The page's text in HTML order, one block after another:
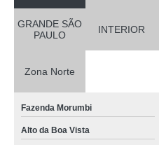
GRANDE SÃO
PAULO
INTERIOR
Zona Norte
Fazenda Morumbi
Alto da Boa Vista